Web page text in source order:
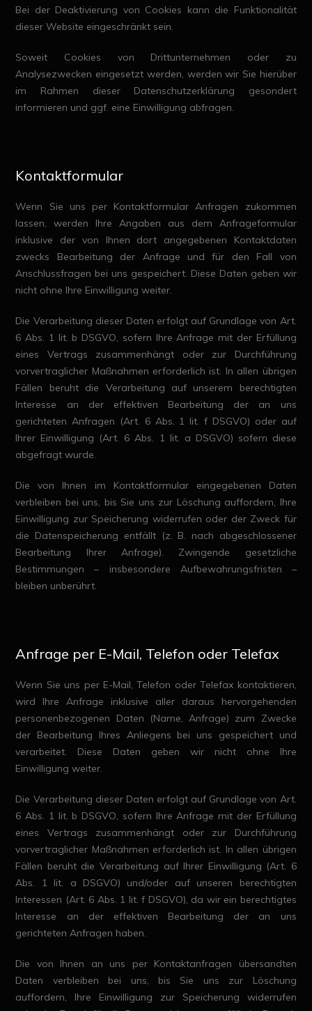
Bei der Deaktivierung von Cookies kann die Funktionalität
dieser Website eingeschränkt sein.
Soweit Cookies von Drittunternehmen oder zu
Analysezwecken eingesetzt werden, werden wir Sie hierüber
im Rahmen dieser Datenschutzerklärung gesondert
informieren und ggf. eine Einwilligung abfragen.
Kontaktformular
Wenn Sie uns per Kontaktformular Anfragen zukommen
lassen, werden Ihre Angaben aus dem Anfrageformular
inklusive der von Ihnen dort angegebenen Kontaktdaten
zwecks Bearbeitung der Anfrage und für den Fall von
Anschlussfragen bei uns gespeichert. Diese Daten geben wir
nicht ohne Ihre Einwilligung weiter.
Die Verarbeitung dieser Daten erfolgt auf Grundlage von Art.
6 Abs. 1 lit. b DSGVO, sofern Ihre Anfrage mit der Erfüllung
eines Vertrags zusammenhängt oder zur Durchführung
vorvertraglicher Maßnahmen erforderlich ist. In allen übrigen
Fällen beruht die Verarbeitung auf unserem berechtigten
Interesse an der effektiven Bearbeitung der an uns
gerichteten Anfragen (Art. 6 Abs. 1 lit. f DSGVO) oder auf
Ihrer Einwilligung (Art. 6 Abs. 1 lit. a DSGVO) sofern diese
abgefragt wurde.
Die von Ihnen im Kontaktformular eingegebenen Daten
verbleiben bei uns, bis Sie uns zur Löschung auffordern, Ihre
Einwilligung zur Speicherung widerrufen oder der Zweck für
die Datenspeicherung entfällt (z. B. nach abgeschlossener
Bearbeitung Ihrer Anfrage). Zwingende gesetzliche
Bestimmungen – insbesondere Aufbewahrungsfristen –
bleiben unberührt.
Anfrage per E-Mail, Telefon oder Telefax
Wenn Sie uns per E-Mail, Telefon oder Telefax kontaktieren,
wird Ihre Anfrage inklusive aller daraus hervorgehenden
personenbezogenen Daten (Name, Anfrage) zum Zwecke
der Bearbeitung Ihres Anliegens bei uns gespeichert und
verarbeitet. Diese Daten geben wir nicht ohne Ihre
Einwilligung weiter.
Die Verarbeitung dieser Daten erfolgt auf Grundlage von Art.
6 Abs. 1 lit. b DSGVO, sofern Ihre Anfrage mit der Erfüllung
eines Vertrags zusammenhängt oder zur Durchführung
vorvertraglicher Maßnahmen erforderlich ist. In allen übrigen
Fällen beruht die Verarbeitung auf Ihrer Einwilligung (Art. 6
Abs. 1 lit. a DSGVO) und/oder auf unseren berechtigten
Interessen (Art. 6 Abs. 1 lit. f DSGVO), da wir ein berechtigtes
Interesse an der effektiven Bearbeitung der an uns
gerichteten Anfragen haben.
Die von Ihnen an uns per Kontaktanfragen übersandten
Daten verbleiben bei uns, bis Sie uns zur Löschung
auffordern, Ihre Einwilligung zur Speicherung widerrufen